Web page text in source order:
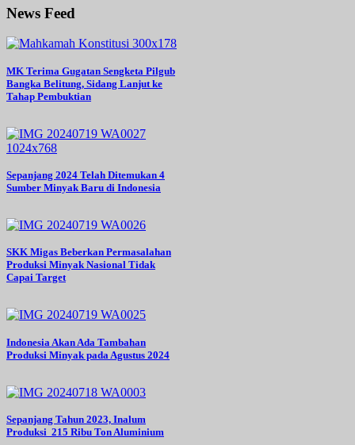
News Feed
MK Terima Gugatan Sengketa Pilgub
Bangka Belitung, Sidang Lanjut ke
Tahap Pembuktian
Sepanjang 2024 Telah Ditemukan 4
Sumber Minyak Baru di Indonesia
SKK Migas Beberkan Permasalahan
Produksi Minyak Nasional Tidak
Capai Target
Indonesia Akan Ada Tambahan
Produksi Minyak pada Agustus 2024
Sepanjang Tahun 2023, Inalum
Produksi 215 Ribu Ton Aluminium